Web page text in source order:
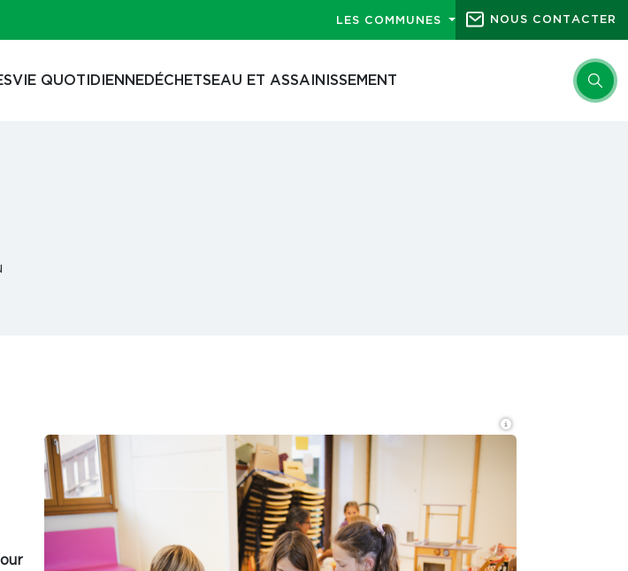
LES COMMUNES NOUS CONTACTER
VIE QUOTIDIENNEDÉCHETS EAU ET ASSAINISSEMENT